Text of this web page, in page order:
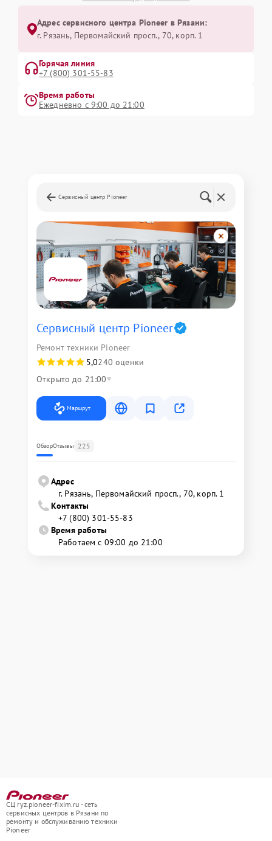
Адрес сервисного центра Pioneer в Рязани:
г. Рязань, Первомайский просп., 70, корп. 1
Горячая линия
+7 (800) 301-55-83
Время работы
Ежедневно с 9:00 до 21:00
Сервисный центр Pioneer
Сервисный центр Pioneer
Ремонт техники Pioneer
5,0240 оценки
Открыто до 21:00
Маршрут
ОбзорОтзывы 225
Адрес
г. Рязань, Первомайский просп., 70, корп. 1
Контакты
+7 (800) 301-55-83
Время работы
Работаем с 09:00 до 21:00
СЦ ryz.pioneer-fixim.ru - сеть
сервисных центров в Рязани по
ремонту и обслуживанию техники
Pioneer